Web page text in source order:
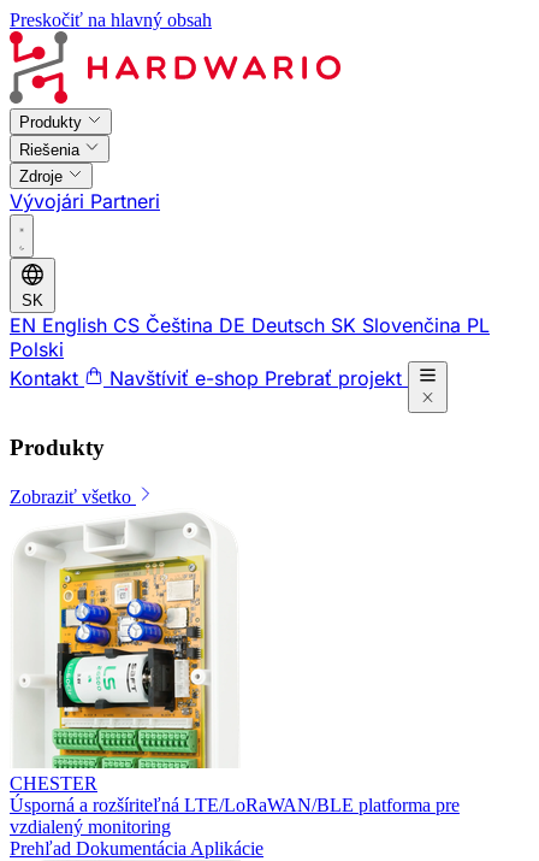
Preskočiť na hlavný obsah
Produkty
Riešenia
Zdroje
Vývojári Partneri
SK
EN English CS Čeština DE Deutsch SK Slovenčina PL
Polski
Kontakt
Navštíviť e-shop Prebrať projekt
Produkty
Zobraziť všetko
CHESTER
Úsporná a rozšíriteľná LTE/LoRaWAN/BLE platforma pre
vzdialený monitoring
Prehľad Dokumentácia Aplikácie